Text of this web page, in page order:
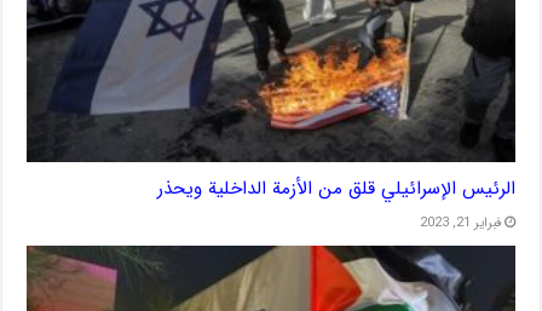
الرئيس الإسرائيلي قلق من الأزمة الداخلية ويحذر
فبراير 21, 2023